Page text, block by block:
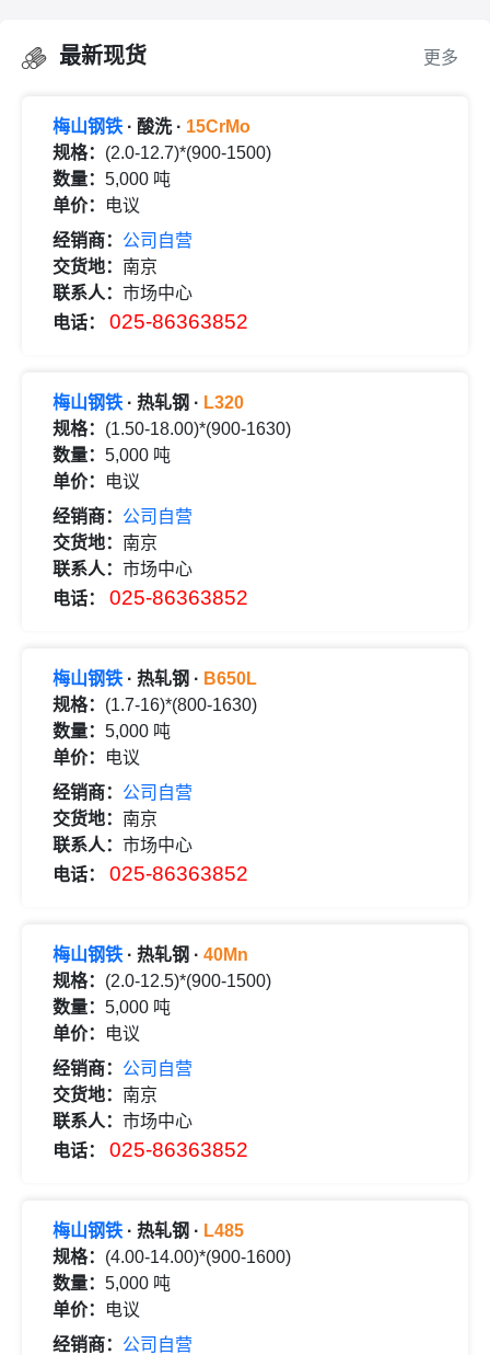
最新现货 更多
梅山钢铁 · 酸洗 · 15CrMo
规格： (2.0-12.7)*(900-1500)
数量： 5,000 吨
单价：
电议
经销商： 公司自营
交货地： 南京
联系人： 市场中心
电话：
025-86363852
梅山钢铁 · 热轧钢 · L320
规格： (1.50-18.00)*(900-1630)
数量： 5,000 吨
单价：
电议
经销商： 公司自营
交货地： 南京
联系人： 市场中心
电话：
025-86363852
梅山钢铁 · 热轧钢 · B650L
规格： (1.7-16)*(800-1630)
数量： 5,000 吨
单价：
电议
经销商： 公司自营
交货地： 南京
联系人： 市场中心
电话：
025-86363852
梅山钢铁 · 热轧钢 · 40Mn
规格： (2.0-12.5)*(900-1500)
数量： 5,000 吨
单价：
电议
经销商： 公司自营
交货地： 南京
联系人： 市场中心
电话：
025-86363852
梅山钢铁 · 热轧钢 · L485
规格： (4.00-14.00)*(900-1600)
数量： 5,000 吨
单价：
电议
经销商： 公司自营